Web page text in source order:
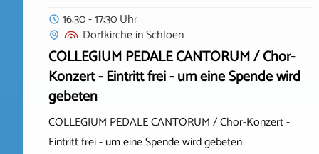
16:30 - 17:30 Uhr
DorfkircheinSchloen
COLLEGIUM PEDALE CANTORUM / Chor-
Konzert - Eintritt frei - um eine Spende wird
gebeten
COLLEGIUM PEDALE CANTORUM / Chor-Konzert -
Eintritt frei - um eine Spende wird gebeten